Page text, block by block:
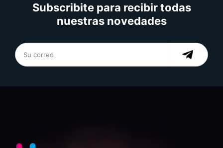
Subscribite para recibir todas
nuestras novedades